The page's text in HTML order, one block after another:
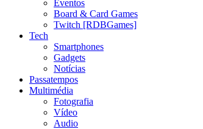
Eventos
Board & Card Games
Twitch [RDBGames]
Tech
Smartphones
Gadgets
Notícias
Passatempos
Multimédia
Fotografia
Vídeo
Audio